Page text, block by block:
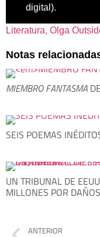
digital).
Literatura, Olga
Notas
MIEMBRO FANTASMA
SEIS POEMAS
UN TRIBUNAL DE
MILLONES POR
ANTERIOR